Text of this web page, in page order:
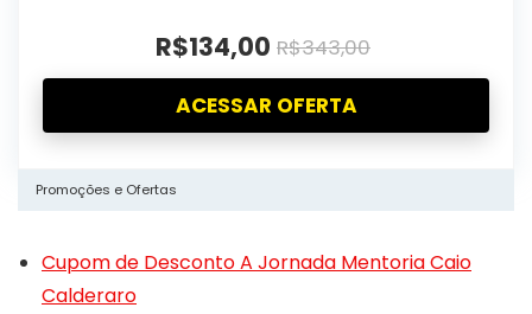
R$134,00 R$343,00
ACESSAR OFERTA
Promoções e Ofertas
Cupom de Desconto A Jornada Mentoria Caio
Calderaro